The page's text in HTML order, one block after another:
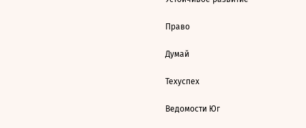
Право
Думай
Техуспех
Ведомости Юг